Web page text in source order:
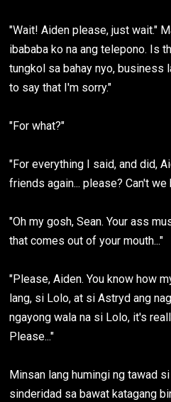
"Wait! Aiden please, just wait."
ibababa ko na ang telepono. Is
tungkol sa bahay nyo, business
to say that I'm sorry."
"For what?"
"For everything I said, and did,
friends again... please? Can't
"Oh my gosh, Sean. Your ass
that comes out of your mouth..."
"Please, Aiden. You know how
lang, si Lolo, at si Astryd ang
ngayong wala na si Lolo, it's
Please..."
Minsan lang humingi ng tawad
sinderidad sa bawat katagang